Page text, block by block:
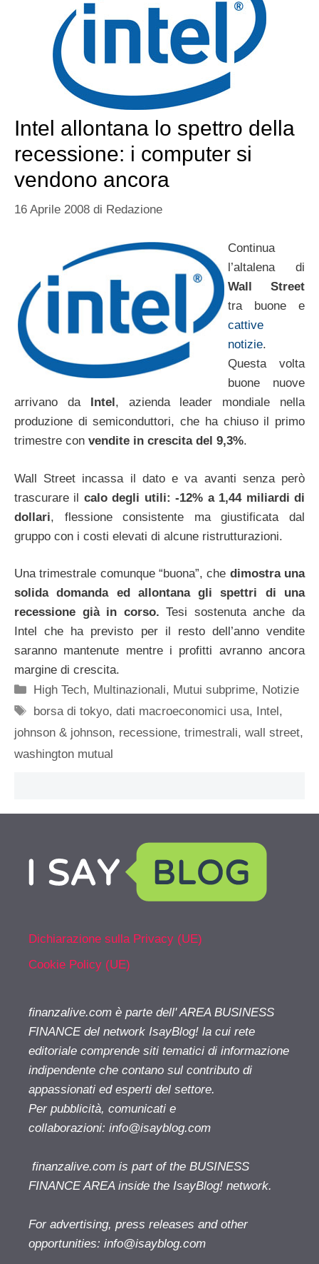
Intel allontana lo spettro della
recessione: i computer si
vendono ancora
16 Aprile 2008 di Redazione
Continua
l’altalena di
Wall Street
tra buone e
cattive
notizie.
Questa volta
buone nuove
arrivano da Intel, azienda leader mondiale nella
produzione di semiconduttori, che ha chiuso il primo
trimestre con vendite in crescita del 9,3%.
Wall Street incassa il dato e va avanti senza però
trascurare il calo degli utili: -12% a 1,44 miliardi di
dollari, flessione consistente ma giustificata dal
gruppo con i costi elevati di alcune ristrutturazioni.
Una trimestrale comunque “buona”, che dimostra una
solida domanda ed allontana gli spettri di una
recessione già in corso. Tesi sostenuta anche da
Intel che ha previsto per il resto dell’anno vendite
saranno mantenute mentre i profitti avranno ancora
margine di crescita.
Categorie
High Tech, Multinazionali, Mutui subprime, Notizie
Tag
borsa di tokyo,dati macroeconomici usa, Intel,
johnson & johnson, recessione, trimestrali, wall street,
washington mutual
Dichiarazione sulla Privacy (UE)
Cookie Policy (UE)
finanzalive.com è parte dell' AREA BUSINESS
FINANCE del network IsayBlog! la cui rete
editoriale comprende siti tematici di informazione
indipendente che contano sul contributo di
appassionati ed esperti del settore.
Per pubblicità, comunicati e
collaborazioni: info@isayblog.com
finanzalive.com is part of the BUSINESS
FINANCE AREA inside the IsayBlog! network.
For advertising, press releases and other
opportunities: info@isayblog.com